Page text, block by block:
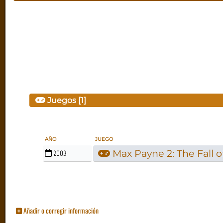
Juegos [1]
AÑO JUEGO
2003 Max Payne 2: The Fall
Añadir o corregir información